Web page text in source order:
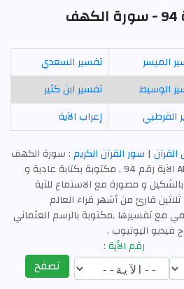
الميسر
تفسير السعدي
الوسيط
تفسير ابن كثير
القرطبي إعراب الآية
| سور القرآن الكريم: سورة الكهف
Al-Kahf الآية رقم 94 , مكتوبة بكتابة عادية و
و مصورة مع الاستماع للآية
قارئ من أشهر قراء العالم
مع تفسيرها ,مكتوبة بالرسم العثماني
فيديو اليوتيوب .
رقم الأية :
تصفح